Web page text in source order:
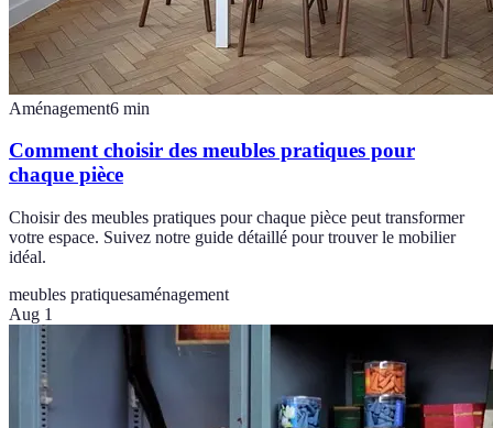
Aménagement6 min
Comment choisir des meubles pratiques pour
chaque pièce
Choisir des meubles pratiques pour chaque pièce peut transformer
votre espace. Suivez notre guide détaillé pour trouver le mobilier
idéal.
meubles pratiquesaménagement
Aug 1